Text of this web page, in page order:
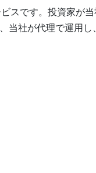
スです。投資家が
当社が代理で運⽤し